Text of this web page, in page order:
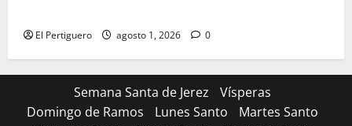
El Pertiguero agosto 1, 2026 0
Semana Santa de Jerez
Vísperas
Domingo de Ramos
Lunes Santo
Martes Santo